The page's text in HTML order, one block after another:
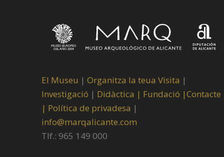
El Museu | Organitza la teua Visita |
Investigació | Didàctica | Fundació |Contacte
| Política de privadesa |
info@marqalicante.com
Tlf.: 965 149 000